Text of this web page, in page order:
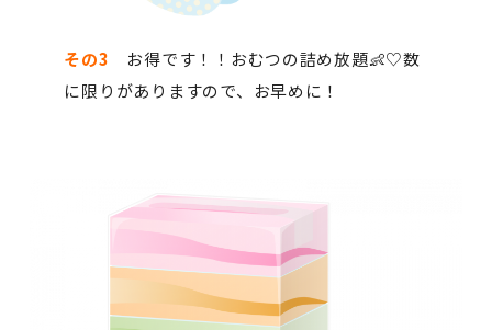
その3 お得です！！おむつの詰め放題👶♡数
に限りがありますので、お早めに！